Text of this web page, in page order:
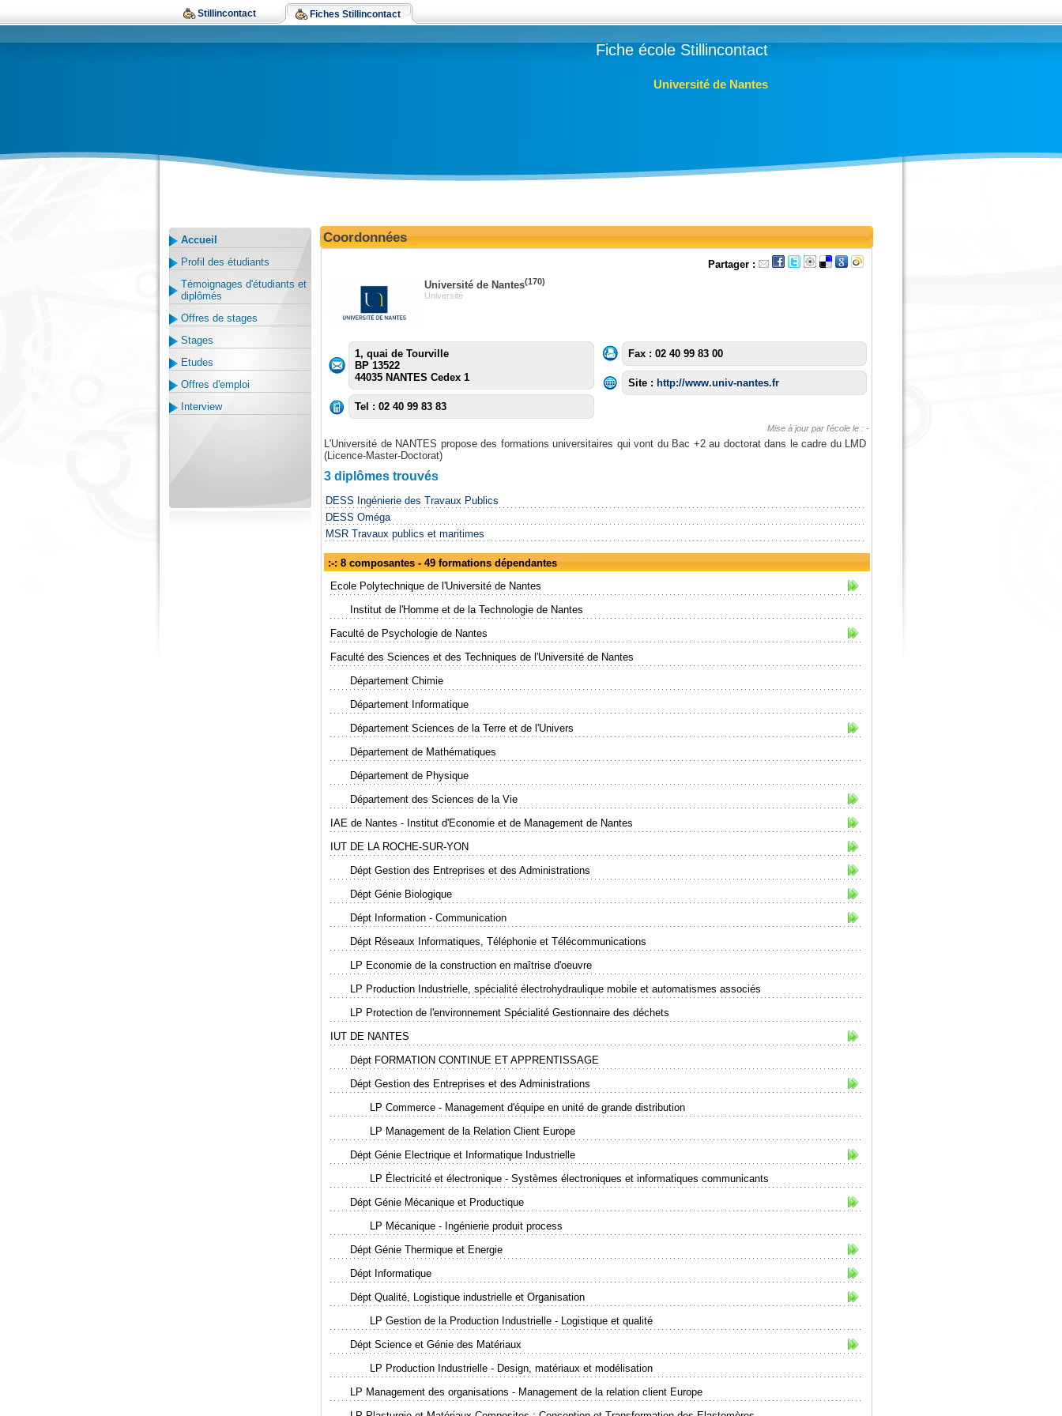
Stillincontact Fiches Stillincontact
Fiche école Stillincontact
Université de Nantes
Accueil
Profil des étudiants
Témoignages d'étudiants et
diplômés
Offres de stages
Stages
Etudes
Offres d'emploi
Interview
Coordonnées
Partager :
Université de Nantes(170)
Université
1, quai de Tourville
BP 13522
44035 NANTES Cedex 1
Tel : 02 40 99 83 83
Fax : 02 40 99 83 00
Site : http://www.univ-nantes.fr
Mise à jour par l'école le : -
L'Université de NANTES propose des formations universitaires qui vont du Bac +2 au doctorat dans le cadre du LMD
(Licence-Master-Doctorat)
3 diplômes trouvés
DESS Ingénierie des Travaux Publics
DESS Oméga
MSR Travaux publics et maritimes
:-: 8 composantes - 49 formations dépendantes
Ecole Polytechnique de l'Université de Nantes
Institut de l'Homme et de la Technologie de Nantes
Faculté de Psychologie de Nantes
Faculté des Sciences et des Techniques de l'Université de Nantes
Département Chimie
Département Informatique
Département Sciences de la Terre et de l'Univers
Département de Mathématiques
Département de Physique
Département des Sciences de la Vie
IAE de Nantes - Institut d'Economie et de Management de Nantes
IUT DE LA ROCHE-SUR-YON
Dépt Gestion des Entreprises et des Administrations
Dépt Génie Biologique
Dépt Information - Communication
Dépt Réseaux Informatiques, Téléphonie et Télécommunications
LP Economie de la construction en maîtrise d'oeuvre
LP Production Industrielle, spécialité électrohydraulique mobile et automatismes associés
LP Protection de l'environnement Spécialité Gestionnaire des déchets
IUT DE NANTES
Dépt FORMATION CONTINUE ET APPRENTISSAGE
Dépt Gestion des Entreprises et des Administrations
LP Commerce - Management d'équipe en unité de grande distribution
LP Management de la Relation Client Europe
Dépt Génie Electrique et Informatique Industrielle
LP Électricité et électronique - Systèmes électroniques et informatiques communicants
Dépt Génie Mécanique et Productique
LP Mécanique - Ingénierie produit process
Dépt Génie Thermique et Energie
Dépt Informatique
Dépt Qualité, Logistique industrielle et Organisation
LP Gestion de la Production Industrielle - Logistique et qualité
Dépt Science et Génie des Matériaux
LP Production Industrielle - Design, matériaux et modélisation
LP Management des organisations - Management de la relation client Europe